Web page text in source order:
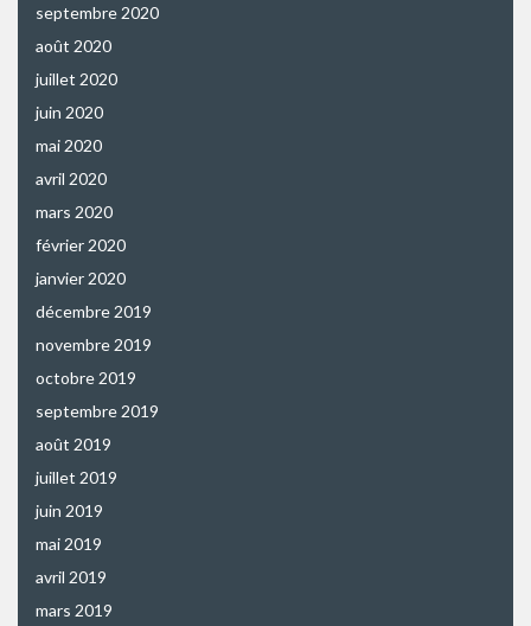
septembre 2020
août 2020
juillet 2020
juin 2020
mai 2020
avril 2020
mars 2020
février 2020
janvier 2020
décembre 2019
novembre 2019
octobre 2019
septembre 2019
août 2019
juillet 2019
juin 2019
mai 2019
avril 2019
mars 2019